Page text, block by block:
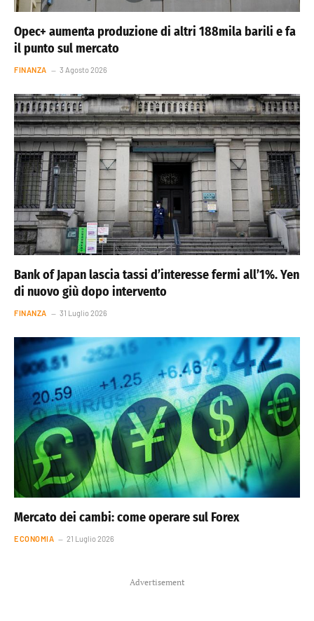
Opec+ aumenta produzione di altri 188mila barili e fa
il punto sul mercato
FINANZA 3 Agosto 2026
Bank of Japan lascia tassi d’interesse fermi all’1%. Yen
di nuovo giù dopo intervento
FINANZA 31 Luglio 2026
Mercato dei cambi: come operare sul Forex
ECONOMIA 21 Luglio 2026
Advertisement